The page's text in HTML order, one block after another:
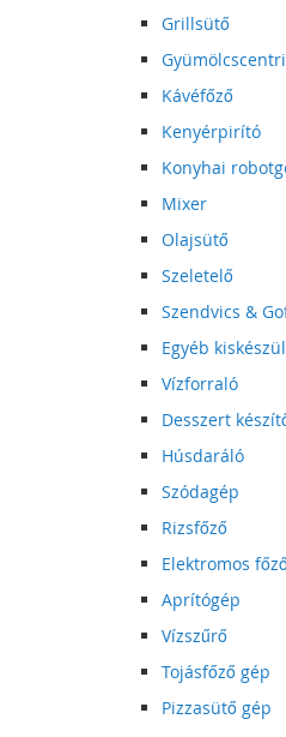
Grillsütő
Kávéfőző
Kenyérpirító
Konyhai
Mixer
Olajsütő
Szeletelő
Szendvics &
Egyéb
Vízforraló
Desszert
Húsdaráló
Szódagép
Rizsfőző
Elektromos
Aprítógép
Vízszűrő
Tojásfőző gép
Pizzasütő gép